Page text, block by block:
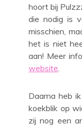
hoort bij
die nodig is
misschien,
het is niet
aan! Meer
website
Daarna heb
koekblik op
zij nog een